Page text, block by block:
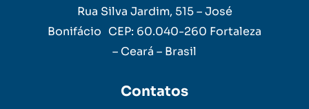
Rua Silva Jardim, 515 – José
Bonifácio CEP: 60.040-260 Fortaleza
– Ceará – Brasil
Contatos